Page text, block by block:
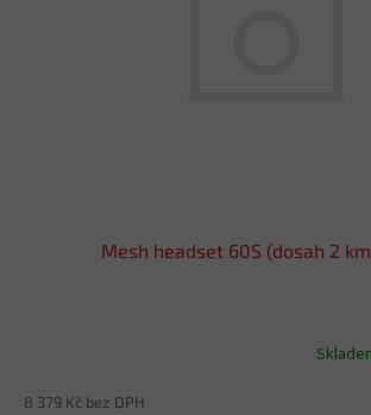
Mesh headset 60S (dosah 2
8 379 Kč bez DPH